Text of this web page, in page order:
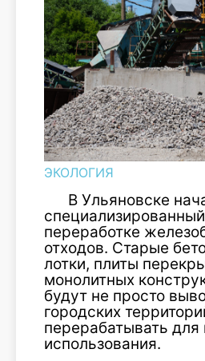
ЭКОЛОГИЯ
В Ульяновске
переработке
отходов. Старые
лотки, плиты
монолитных
будут не просто
городских
перерабатывать для
использования.